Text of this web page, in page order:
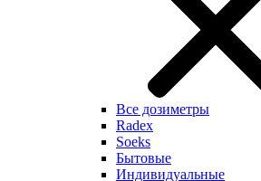
Все дозиметры
Radex
Soeks
Бытовые
Индивидуальные